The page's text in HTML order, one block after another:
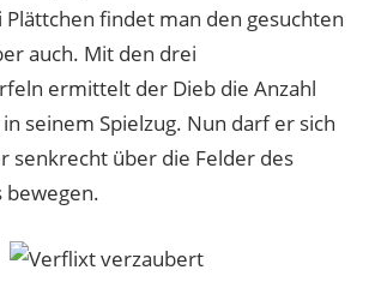
findet man den gesuchten
auch. Mit den drei
ermittelt der Dieb die Anzahl
seinem Spielzug. Nun darf er sich
senkrecht über die Felder des
bewegen.